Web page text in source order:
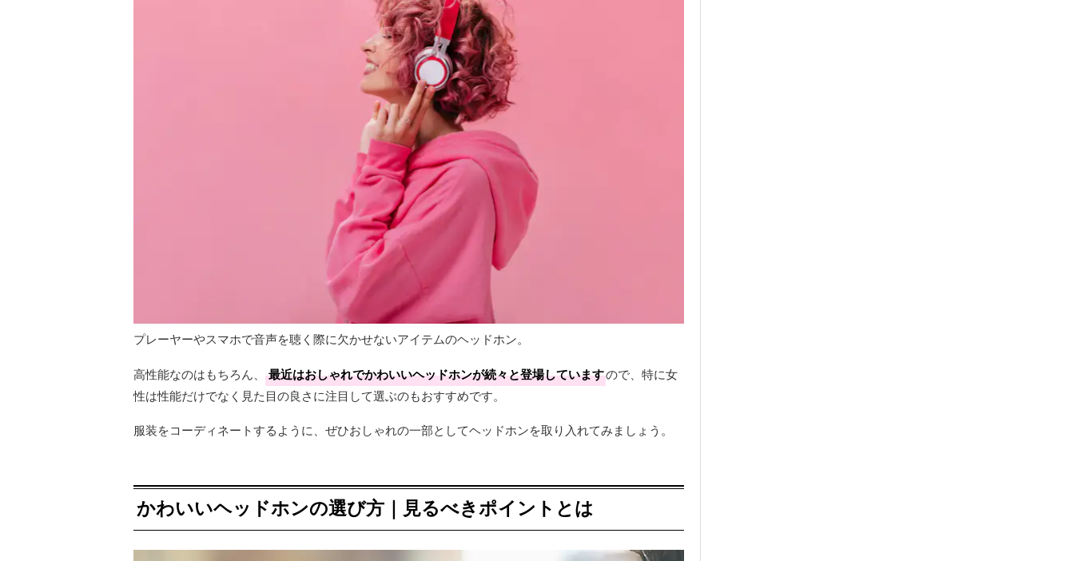
プレーヤーやスマホで音声を聴く際に欠かせないアイテムのヘッドホン。
高性能なのはもちろん、 最近はおしゃれでかわいいヘッドホンが続々と登場していますので、特に女
性は性能だけでなく見た目の良さに注目して選ぶのもおすすめです。
服装をコーディネートするように、ぜひおしゃれの一部としてヘッドホンを取り入れてみましょう。
かわいいヘッドホンの選び方｜見るべきポイントとは